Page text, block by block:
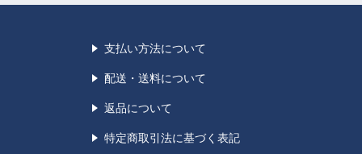
支払い方法について
配送・送料について
返品について
特定商取引法に基づく表記